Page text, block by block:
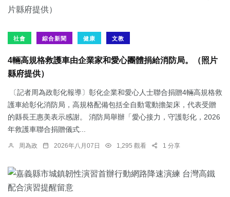
社會 綜合新聞 健康 文教
4輛高規格救護車由企業家和愛心團體捐給消防局。（照片
縣府提供）
〔記者周為政彰化報導〕彰化企業和愛心人士聯合捐贈4輛高規格救
護車給彰化消防局，高規格配備包括全自動電動擔架床，代表受贈
的縣長王惠美表示感謝。 消防局舉辦「愛心接力，守護彰化，2026
年救護車聯合捐贈儀式...
周為政 2026年八月07日 1,295 觀看 1 分享